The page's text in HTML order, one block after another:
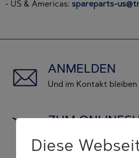
- US & Americas: spareparts-
ANMELDEN
Und im Kontakt bleiben
ZUM
Diese